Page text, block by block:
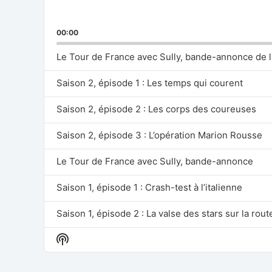
00:00
Le Tour de France avec Sully, bande-annonce de
Saison 2, épisode 1 : Les temps qui courent
Saison 2, épisode 2 : Les corps des coureuses
Saison 2, épisode 3 : L’opération Marion Rousse
Le Tour de France avec Sully, bande-annonce
Saison 1, épisode 1 : Crash-test à l’italienne
Saison 1, épisode 2 : La valse des stars sur la
Saison 1, épisode 3 : Loin de tout, proche de rien
Show
Podcast